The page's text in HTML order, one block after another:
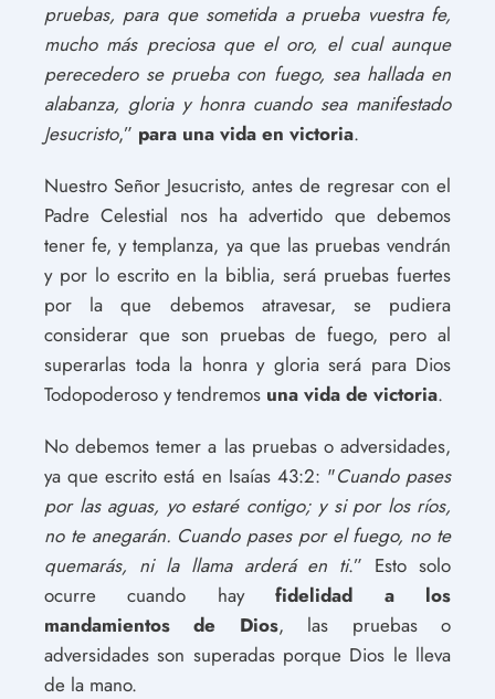
pruebas, para que sometida a prueba vuestra fe,
mucho más preciosa que el oro, el cual aunque
perecedero se prueba con fuego, sea hallada en
alabanza, gloria y honra cuando sea manifestado
Jesucristo,” para una vida en victoria.
Nuestro Señor Jesucristo, antes de regresar con el
Padre Celestial nos ha advertido que debemos
tener fe, y templanza, ya que las pruebas vendrán
y por lo escrito en la biblia, será pruebas fuertes
por la que debemos atravesar, se pudiera
considerar que son pruebas de fuego, pero al
superarlas toda la honra y gloria será para Dios
Todopoderoso y tendremos una vida de victoria.
No debemos temer a las pruebas o adversidades,
ya que escrito está en Isaías 43:2: "Cuando pases
por las aguas, yo estaré contigo; y si por los ríos,
no te anegarán. Cuando pases por el fuego, no te
quemarás, ni la llama arderá en ti.” Esto solo
ocurre cuando hayfidelidad a los
mandamientos de Dios, las pruebas o
adversidades son superadas porque Dios le lleva
de la mano.